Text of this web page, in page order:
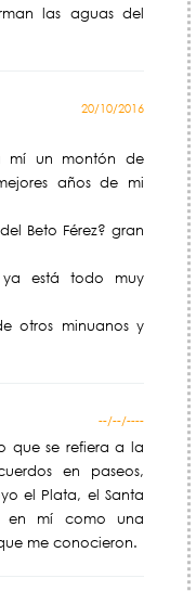
las aguas del
20/10/2016
mí un montón de
años de mi
Beto Férez? gran
está todo muy
otros minuanos y
--/--/----
que se refiera a la
en paseos,
el Plata, el Santa
en mí como una
me conocieron.